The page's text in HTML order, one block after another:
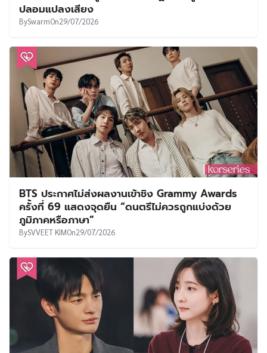
ปลอมแปลงเสียง
BySwarmOn29/07/2026
BTS ประกาศไม่ส่งผลงานเข้าชิง Grammy Awards
ครั้งที่ 69 แสดงจุดยืน “ดนตรีไม่ควรถูกแบ่งด้วย
ภูมิภาคหรือภาษา”
BySVVEET KIMOn29/07/2026